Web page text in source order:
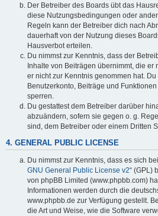
Der Betreiber des Boards übt das
diese Nutzungsbedingungen oder
Regeln kann der Betreiber dich nach
dauerhaft von der Nutzung dieses
Hausverbot erteilen.
Du nimmst zur Kenntnis, dass der
Inhalte von Beiträgen übernimmt, die er
er nicht zur Kenntnis genommen hat.
Benutzerkonto, Beiträge und
sperren.
Du gestattest dem Betreiber darüber
abzuändern, sofern sie gegen o. g.
sind, dem Betreiber oder einem Dritten
4. GENERAL PUBLIC LICENSE
Du nimmst zur Kenntnis, dass es sich
GNU General Public License v2“ (GPL)
von phpBB Limited (www.phpbb.com)
Informationen werden durch die
www.phpbb.de zur Verfügung gestellt.
die Art und Weise, wie die Software